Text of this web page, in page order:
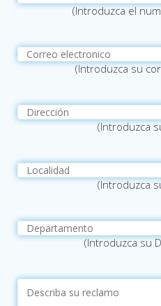
(Introduzca el
(Introduzca su
(Introduzca
(Introduzca
(Introduzca su